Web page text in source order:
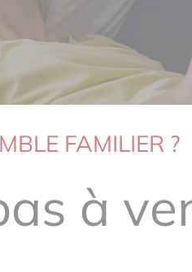
FAMILIER ?
à